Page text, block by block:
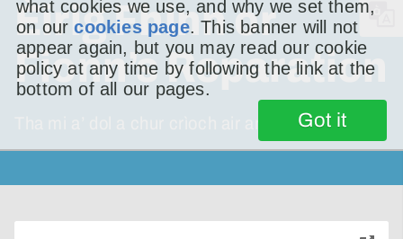
what cookies we use, and why we set them,
on ourcookies page. This banner will not
appear again, but you may read our cookie
policy at any time by following the link at the
bottom of all our pages.
Got it
Èirig Fhinn or
Fionn’s Reparation
Tha mi a’ dol a chur crìoch air an t-seann